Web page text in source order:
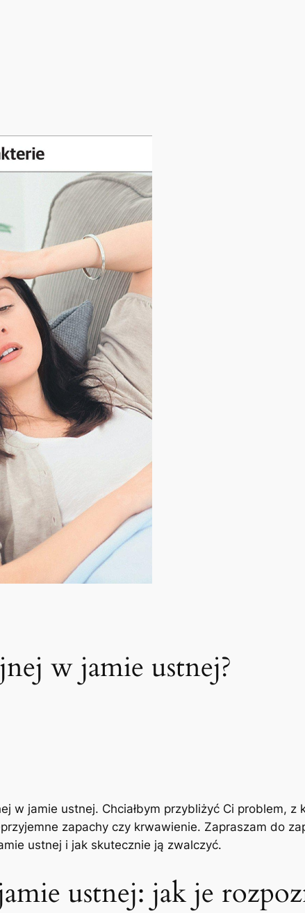
w jamie ustnej?
jamie‌ ustnej.​ Chciałbym przybliżyć ‍Ci ​problem, z
zapachy czy krwawienie.‌ Zapraszam do
ustnej i⁤ jak​ skutecznie ją zwalczyć.
ustnej: jak je